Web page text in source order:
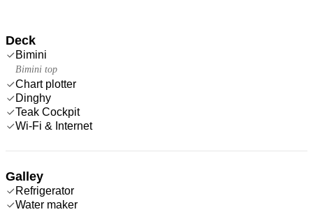
Deck
Bimini
Bimini top
Chart plotter
Dinghy
Teak Cockpit
Wi-Fi & Internet
Galley
Refrigerator
Water maker